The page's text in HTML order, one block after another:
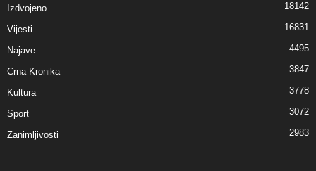
Izdvojeno 18142
Vijesti 16831
Najave 4495
Crna Kronika 3847
Kultura 3778
Sport 3072
Zanimljivosti 2983